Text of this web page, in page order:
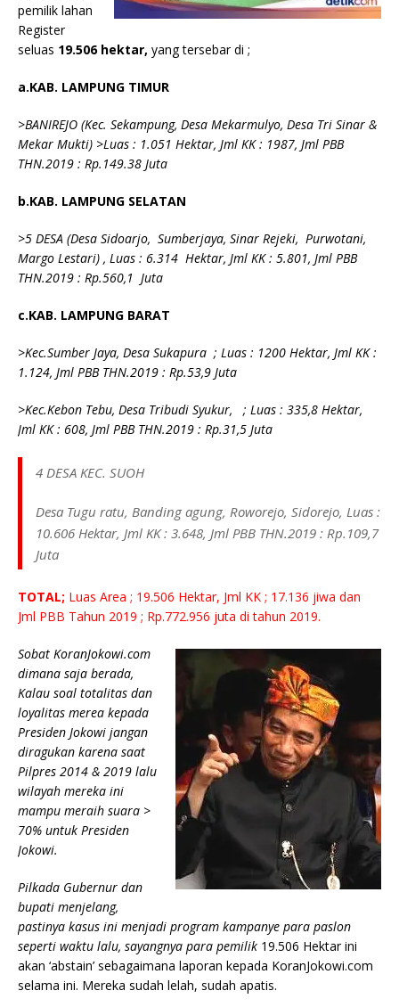
pemilik lahan
Register
seluas 19.506 hektar, yang tersebar di ;
a.KAB. LAMPUNG TIMUR
>BANIREJO (Kec. Sekampung, Desa Mekarmulyo, Desa Tri Sinar &
Mekar Mukti) >Luas : 1.051 Hektar, Jml KK : 1987, Jml PBB
THN.2019 : Rp.149.38 Juta
b.KAB. LAMPUNG SELATAN
>5 DESA (Desa Sidoarjo, Sumberjaya, Sinar Rejeki, Purwotani,
Margo Lestari) , Luas : 6.314 Hektar, Jml KK : 5.801, Jml PBB
THN.2019 : Rp.560,1 Juta
c.KAB. LAMPUNG BARAT
>Kec.Sumber Jaya, Desa Sukapura ; Luas : 1200 Hektar, Jml KK :
1.124, Jml PBB THN.2019 : Rp.53,9 Juta
>Kec.Kebon Tebu, Desa Tribudi Syukur, ; Luas : 335,8 Hektar,
Jml KK : 608, Jml PBB THN.2019 : Rp.31,5 Juta
4 DESA KEC. SUOH
Desa Tugu ratu, Banding agung, Roworejo, Sidorejo, Luas :
10.606 Hektar, Jml KK : 3.648, Jml PBB THN.2019 : Rp.109,7
Juta
TOTAL; Luas Area ; 19.506 Hektar, Jml KK ; 17.136 jiwa dan
Jml PBB Tahun 2019 ; Rp.772.956 juta di tahun 2019.
Sobat KoranJokowi.com
dimana saja berada,
Kalau soal totalitas dan
loyalitas merea kepada
Presiden Jokowi jangan
diragukan karena saat
Pilpres 2014 & 2019 lalu
wilayah mereka ini
mampu meraih suara >
70% untuk Presiden
Jokowi.
Pilkada Gubernur dan
bupati menjelang,
pastinya kasus ini menjadi program kampanye para paslon
seperti waktu lalu, sayangnya para pemilik 19.506 Hektar ini
akan ‘abstain’ sebagaimana laporan kepada KoranJokowi.com
selama ini. Mereka sudah lelah, sudah apatis.